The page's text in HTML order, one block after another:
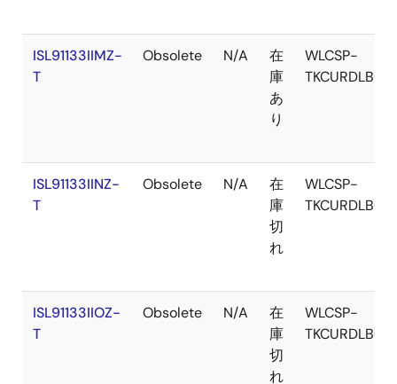
電圧を入力電圧の近くで動作させることができ、これ
らの条件下での効率が向上します。
ISL91133は、3.15Vから5Vまでの6つの固定出力電圧を
サポートするように設計されています。 各出力バリア
さなオフセットでスケールアップして負荷過渡ドルー
プを補償します。 インダクタといくつかの外付け部品
のみで動作できます。 2.5MHzのスイッチング周波数に
よって、外付け部品のサイズがさらに小さくなりま
す。 ISL91133は、16ピン、0.4mmピッチ、1.78mm x
ISL91133IIMZ-
T
Obsolete N/A
在
庫
あ
り
WLCSP-
TKCURDLBC
ISL91133IINZ-
T
Obsolete N/A
在
庫
切
れ
WLCSP-
TKCURDLBC
ISL91133IIOZ-
T
Obsolete N/A
在
庫
切
れ
WLCSP-
TKCURDLBC